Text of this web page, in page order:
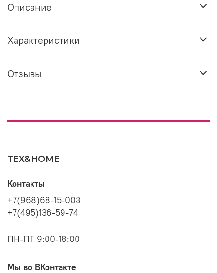
Описание
Характеристики
Отзывы
TEX&HOME
Контакты
+7(968)68-15-003
+7(495)136-59-74
ПН-ПТ 9:00-18:00
Мы во ВКонтакте